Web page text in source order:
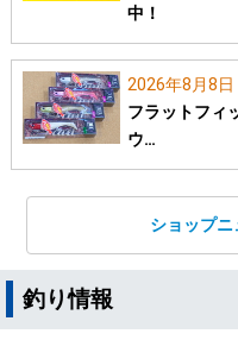
中！
2026年8月8日
フラットフィ
ウ…
ショップ
釣り情報